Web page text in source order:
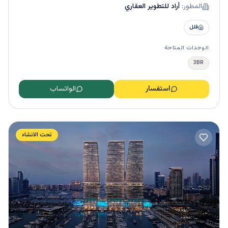
من أجل تقليل التوتر اليومي والاسترخاء بعد يوم طويل، يتم
تزويد السكان بوسائل الراحة الممتعة والجذابة، وتشمل
المرافق أماكن شواء عائلية ومسبحًا ومركزًا للصحة واللياقة
البدنية ومنطقة للعب ومساحات خضراء ترفيهية وغيرها
الكثير.
الريف 3، مشروع رائع من أرادَ للتطوير
العقاري
يقعمجمع الريف 3
(Riff) السكني في وسط حي الجادة
المزدهر في الشارقة، ويقدم مثالًا للحياة الحضرية الحديثة
المطور: أراد للتطوير العقاري
فلل
الوحدات المتاحة
3BR
استفسار الواتساب
تحت الانشاء